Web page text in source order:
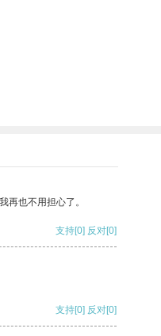
再也不用担心了。
支持[0] 反对[0]
支持[0] 反对[0]